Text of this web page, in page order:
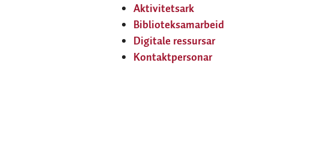
Aktivitetsark
Biblioteksamarbeid
Digitale ressursar
Kontaktpersonar